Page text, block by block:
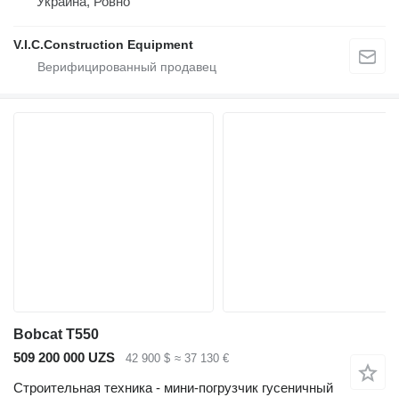
V.I.C.Construction Equipment
Bobcat T550
509 200 000 UZS
42 900 $ ≈ 37 130 €
Строительная техника - мини-погрузчик гусеничный